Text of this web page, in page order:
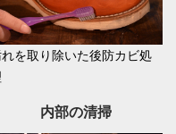
を取り除いた後防カビ処
内部の清掃